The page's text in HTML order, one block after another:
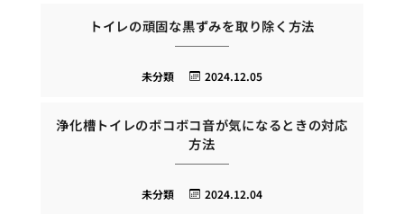
トイレの頑固な黒ずみを取り除く方法
2024.12.05
未分類
浄化槽トイレのボコボコ音が気になるときの対応
方法
2024.12.04
未分類